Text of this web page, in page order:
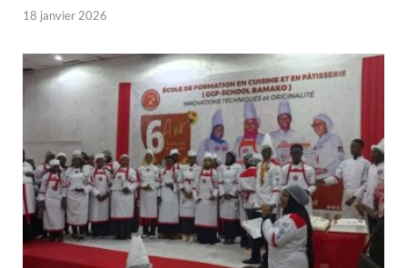
18 janvier 2026